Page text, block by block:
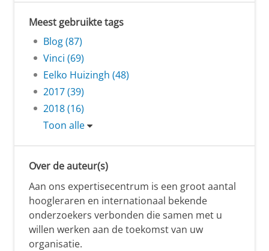
Meest gebruikte tags
Blog (87)
Vinci (69)
Eelko Huizingh (48)
2017 (39)
2018 (16)
Toon alle
Over de auteur(s)
Aan ons expertisecentrum is een groot aantal
hoogleraren en internationaal bekende
onderzoekers verbonden die samen met u
willen werken aan de toekomst van uw
organisatie.